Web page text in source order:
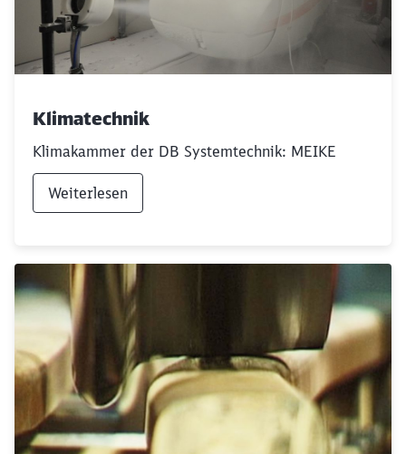
Klimatechnik
Klimakammer der DB Systemtechnik: MEIKE
Weiterlesen